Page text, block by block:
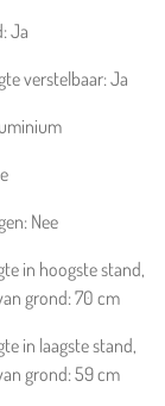
Ja
verstelbaar:Ja
Nee
in hoogste stand,
grond:70 cm
in laagste stand,
grond:59cm